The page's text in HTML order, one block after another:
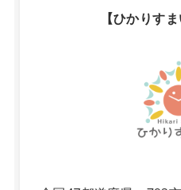
【ひかりす